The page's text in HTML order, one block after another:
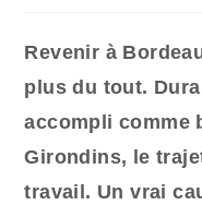
Revenir à
plus du tout.
accompli comme
Girondins, le
travail. Un vrai